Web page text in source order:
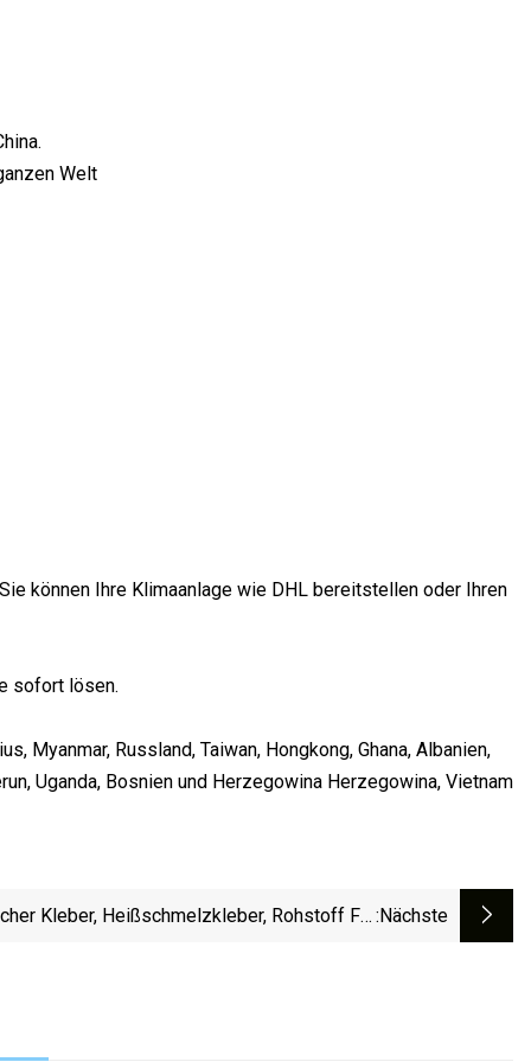
Welt
können Ihre Klimaanlage wie DHL bereitstellen oder Ihren
sofort lösen.
Myanmar, Russland, Taiwan, Hongkong, Ghana, Albanien,
Uganda, Bosnien und Herzegowina Herzegowina, Vietnam
Kleber, Heißschmelzkleber, Rohstoff Für :nächste